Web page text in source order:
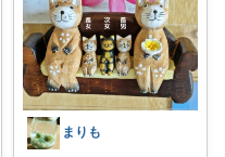
まりも